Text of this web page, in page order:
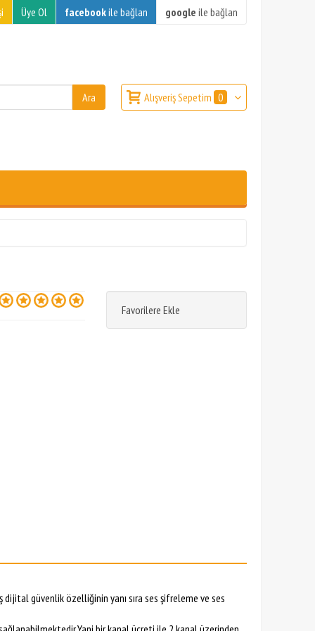
Üye Ol facebookile bağlan google ile bağlan
Alışveriş Sepetim 0
Favorilere Ekle
güvenlik özelliğinin yanı sıra ses şifreleme ve ses